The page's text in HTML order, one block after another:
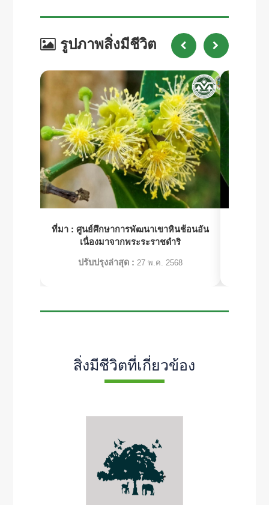
รูปภาพสิ่งมีชีวิต
ที่มา : ศูนย์ศึกษาการพัฒนาเขาหินช้อนอัน
เนื่องมาจากพระระราชดำริ
ปรับปรุงล่าสุด : 27 พ.ค. 2568
สิ่งมีชีวิตที่เกี่ยวข้อง